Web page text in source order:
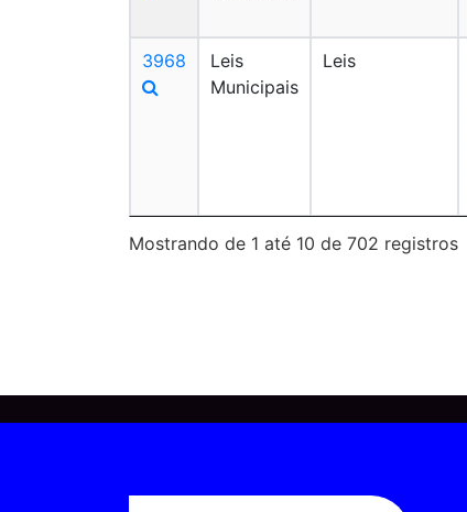
3968
Leis
Municipais
Leis
Mostrando de 1 até 10 de 702 registros